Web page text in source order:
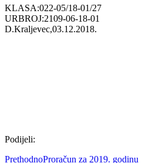
KLASA:022-05/18-01/27
URBROJ:2109-06-18-01
D.Kraljevec,03.12.2018.
Podijeli:
PrethodnoProračun za 2019. godinu